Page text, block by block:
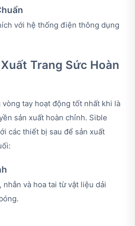
với hệ thống điện thông dụng
Trang Sức Hoàn
tay hoạt động tốt nhất khi là
sản xuất hoàn chỉnh. Sible
các thiết bị sau để sản xuất
nhẫn và hoa tai từ vật liệu dải